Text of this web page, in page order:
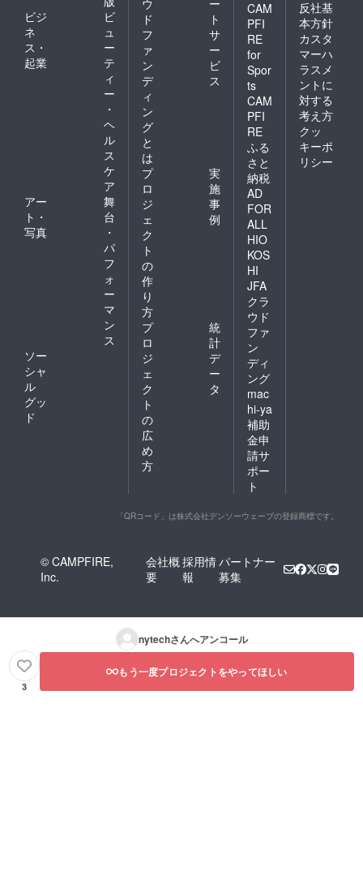
ビジ
ネ
ス・
起業
ビ
ュ
ー
テ
ィ
ー
・
ヘ
ル
ス
ケ
ア
アー
ト・
写真
舞
台
・
パ
フ
ォ
ー
マ
ン
ス
ソー
シャ
ル
グッ
ド
ウ
ド
フ
ァ
ン
デ
ィ
ン
グ
と
は
ー
ト
サ
ー
ビ
ス
プ
ロ
ジ
ェ
ク
ト
の
作
り
方
実
施
事
例
プ
ロ
ジ
ェ
ク
ト
の
広
め
方
統
計
デ
ー
タ
CAM
PFI
RE
for
Spor
ts
CAM
PFI
RE
ふる
さと
納税
AD
FOR
ALL
HIO
KOS
HI
JFA
クラ
ウド
ファ
ン
ディ
ング
mac
hi-ya
補助
金申
請サ
ポー
ト
反社基
本方針
カスタ
マーハ
ラスメ
ントに
対する
考え方
クッ
キーポ
リシー
「QRコード」は株式会社デンソーウェーブの登録商標です。
© CAMPFIRE,
Inc.
会社概
要
採用情
報
パートナー
募集
nytechさんへアンコール
3
もう一度プロジェクトをやってほしい